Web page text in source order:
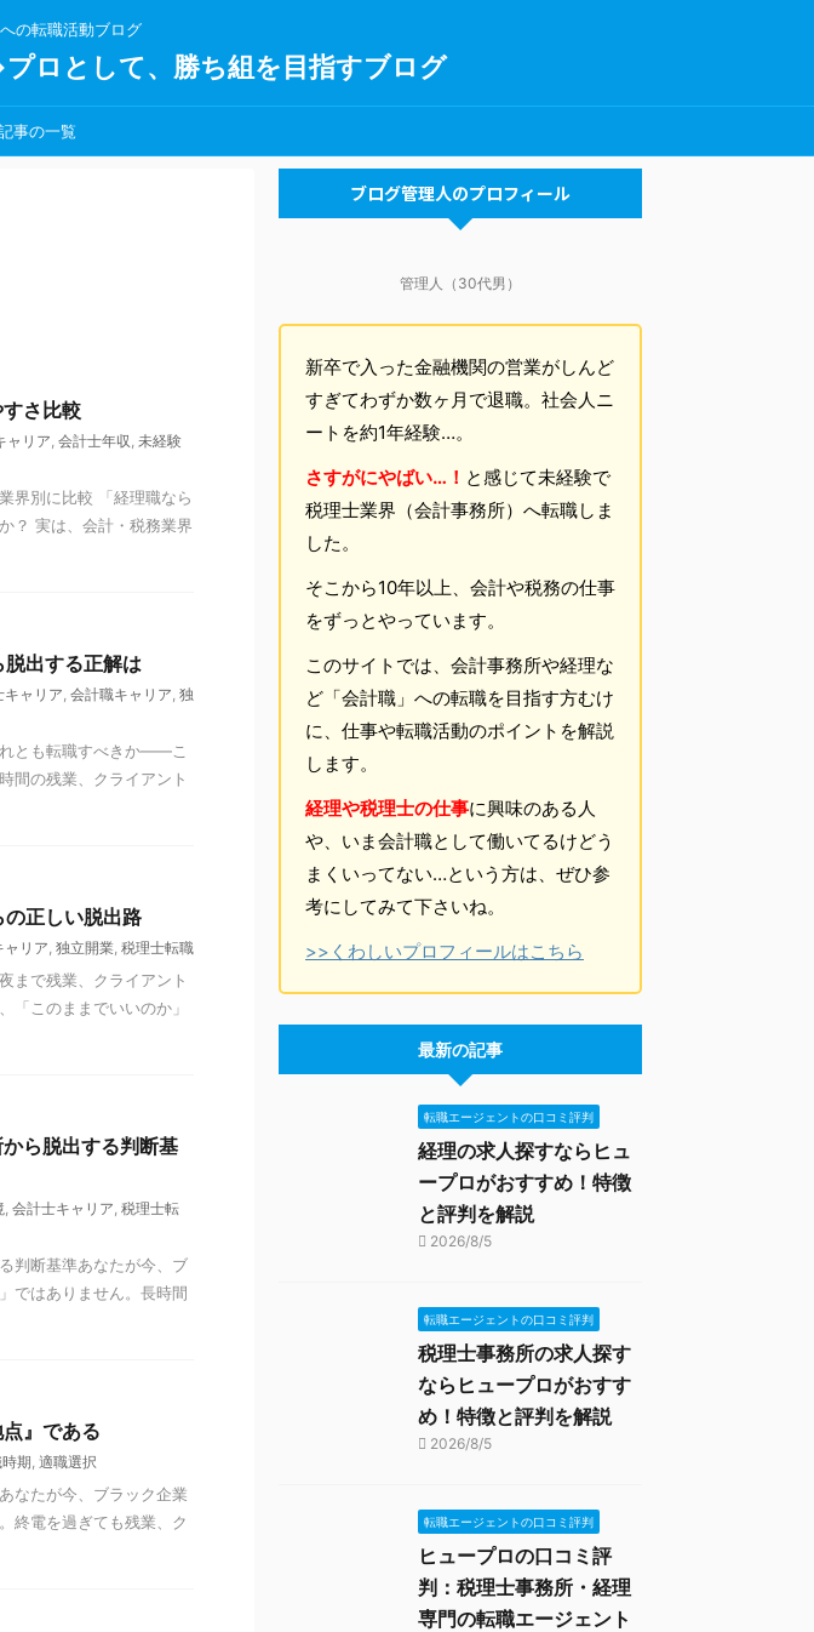
の転職活動ブログ
ロとして、勝ち組を目指すブログ
事の一覧
さ比較
ャリア, 会計士年収, 未経験
界別に比較 「経理職なら
？ 実は、会計・税務業界
出する正解は
キャリア, 会計職キャリア, 独
とも転職すべきか——こ
間の残業、クライアント
正しい脱出路
ャリア, 独立開業, 税理士転職
まで残業、クライアント
このままでいいのか」
ら脱出する判断基
, 会計士キャリア, 税理士転
判断基準あなたが今、ブ
ではありません。長時間
』である
期, 適職選択
なたが今、ブラック企業
終電を過ぎても残業、ク
ブログ管理人のプロフィール
管理人（30代男）
新卒で入った金融機関の営業がしんど
すぎてわずか数ヶ月で退職。社会人ニ
ートを約1年経験…。
さすがにやばい…！ と感じて未経験で
税理士業界（会計事務所）へ転職しま
した。
そこから10年以上、会計や税務の仕事
をずっとやっています。
このサイトでは、会計事務所や経理な
ど「会計職」への転職を目指す方むけ
に、仕事や転職活動のポイントを解説
します。
経理や税理士の仕事に興味のある人
や、いま会計職として働いてるけどう
まくいってない…という方は、ぜひ参
考にしてみて下さいね。
>>くわしいプロフィールはこちら
最新の記事
転職エージェントの口コミ評判
経理の求人探すならヒュ
ープロがおすすめ！特徴
と評判を解説
2026/8/5
転職エージェントの口コミ評判
税理士事務所の求人探す
ならヒュープロがおすす
め！特徴と評判を解説
2026/8/5
転職エージェントの口コミ評判
ヒュープロの口コミ評
判：税理士事務所・経理
専門の転職エージェント